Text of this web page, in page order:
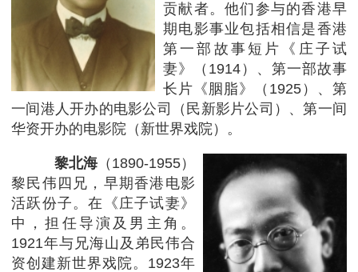
贡献者。他们参与的香港早
期电影事业包括相信是香港
第一部故事短片《庄子试
妻》（1914）、第一部故事
长片《胭脂》（1925）、第
一间港人开办的电影公司（民新影片公司）、第一间
华资开办的电影院（新世界戏院）。
黎北海 （1890-1955）
黎民伟四兄，早期香港电影
活跃份子。在《庄子试妻》
中，担任导演及男主角。
1921年与兄海山及弟民伟合
资创建新世界戏院。1923年